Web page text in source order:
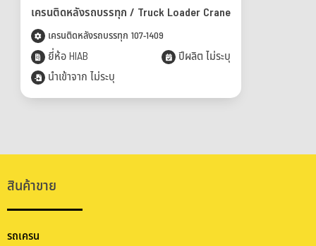
เครนติดหลังรถบรรทุก / Truck Loader Crane
เครนติดหลังรถบรรทุก 107-1409
ยี่ห้อ HIAB
ปีผลิต ไม่ระบุ
นำเข้าจาก ไม่ระบุ
สินค้าขาย
รถเครน